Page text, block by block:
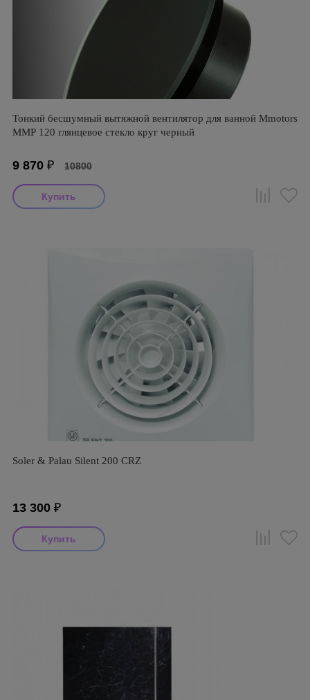
Тонкий бесшумный вытяжной вентилятор для ванной Mmotors
ММР 120 глянцевое стекло круг черный
9 870 ₽ 10800
Soler & Palau Silent 200 CRZ
13 300 ₽